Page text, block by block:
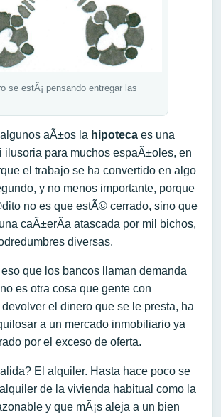
se estÃ¡ pensando entregar las
aÃ±os la hipoteca es una
ilusoria para muchos espaÃ±oles, en
el trabajo se ha convertido en algo
y no menos importante, porque
no es que estÃ© cerrado, sino que
caÃ±erÃ­a atascada por mil bichos,
diversas.
que los bancos llaman demanda
es otra cosa que gente con
el dinero que se le presta, ha
a un mercado inmobiliario ya
por el exceso de oferta.
El alquiler. Hasta hace poco se
de la vivienda habitual como la
y que mÃ¡s aleja a un bien